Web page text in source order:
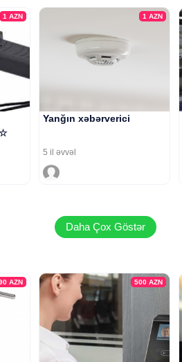
1 AZN 1 AZN
Yanğın xəbərverici
5 il əvvəl
Daha Çox Göstər
AZN 500 AZN